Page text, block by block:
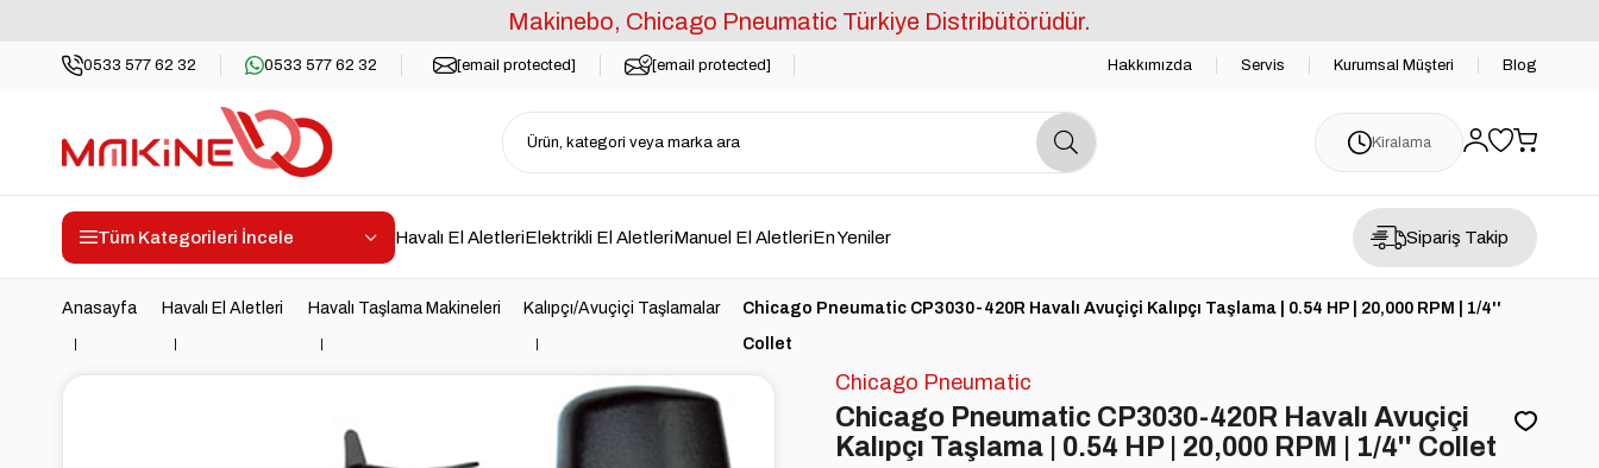
Makinebo, Chicago Pneumatic Türkiye Distribütörüdür.
0533 577 62 32 0533 577 62 32 [email protected] [email protected] Hakkımızda Servis Kurumsal Müşteri Blog
Kiralama
Tüm Kategorileri İncele Havalı El AletleriElektrikli El AletleriManuel El AletleriEn Yeniler Sipariş Takip
Anasayfa Havalı El Aletleri Havalı Taşlama Makineleri Kalıpçı/Avuçiçi Taşlamalar
Chicago Pneumatic CP3030-420R Havalı Avuçiçi Kalıpçı Taşlama | 0.54 HP | 20,000 RPM | 1/4''
Collet
Chicago Pneumatic
Chicago Pneumatic CP3030-420R Havalı Avuçiçi
Kalıpçı Taşlama | 0.54 HP | 20,000 RPM | 1/4'' Collet